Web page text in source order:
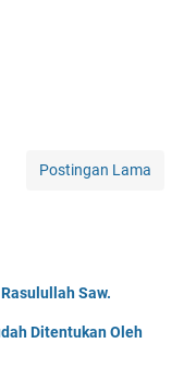
Postingan Lama
Saw.
Ditentukan Oleh